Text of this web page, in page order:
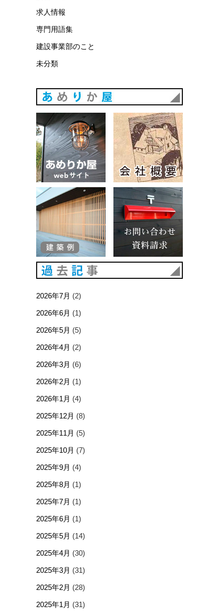
求人情報
専門用語集
建設事業部のこと
未分類
あめりか屋WEBサイト
2026年7月 (2)
2026年6月 (1)
2026年5月 (5)
2026年4月 (2)
2026年3月 (6)
2026年2月 (1)
2026年1月 (4)
2025年12月 (8)
2025年11月 (5)
2025年10月 (7)
2025年9月 (4)
2025年8月 (1)
2025年7月 (1)
2025年6月 (1)
2025年5月 (14)
2025年4月 (30)
2025年3月 (31)
2025年2月 (28)
2025年1月 (31)